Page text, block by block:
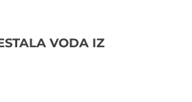
VODA IZ